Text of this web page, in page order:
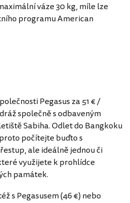
váze 30 kg, míle lze
programu American
Pegasus za 51 € /
společně s odbaveným
Sabiha. Odlet do Bangkoku
počítejte buďto s
ale ideálně jednou či
využijete k prohlídce
památek.
s Pegasusem (46 €) nebo